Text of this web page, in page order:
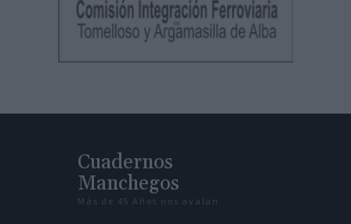
Cuadernos
Manchegos
Más de 45 Años nos avalan